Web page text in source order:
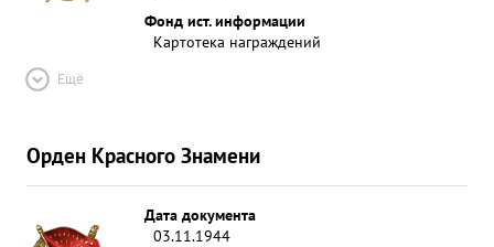
Фонд ист. информации
Картотека награждений
Ещё
Орден Красного Знамени
Дата документа
03.11.1944